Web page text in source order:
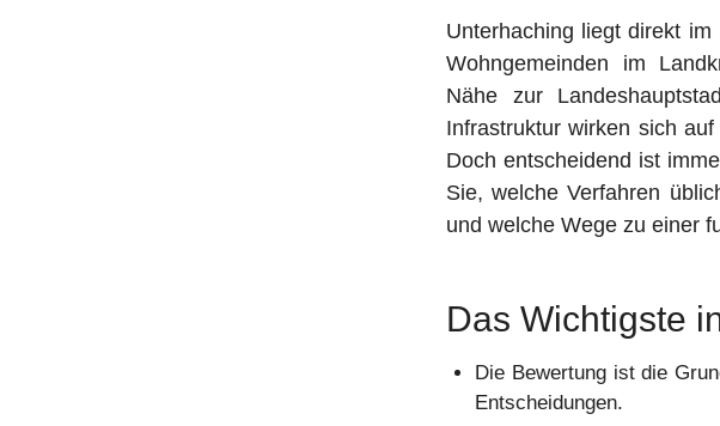
Unterhaching liegt direkt
Wohngemeinden im
Nähe zur
Infrastruktur wirken sich
Doch entscheidend ist
Sie, welche Verfahren
und welche Wege zu einer
Das Wichtigste
Die Bewertung ist die
Entscheidungen.